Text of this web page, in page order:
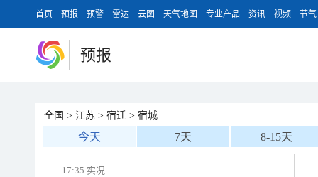
首页 预报 预警 雷达 云图 天气地图 专业产品 资讯 视频 节气
预报
全国 > 江苏 > 宿迁 > 宿城
今天 7天 8-15天
17:35 实况